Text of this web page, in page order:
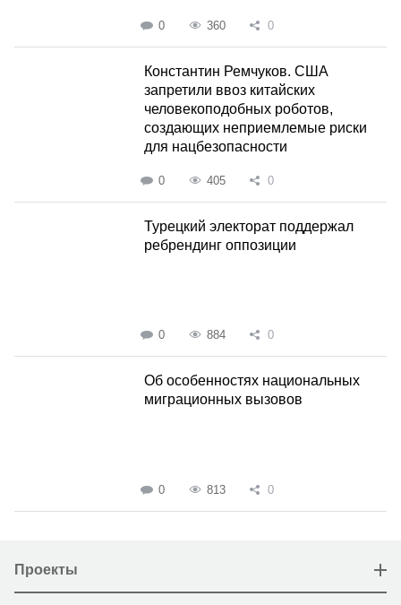
0 360 0
Константин Ремчуков. США
запретили ввоз китайских
человекоподобных роботов,
создающих неприемлемые риски
для нацбезопасности
0 405 0
Турецкий электорат поддержал
ребрендинг оппозиции
0 884 0
Об особенностях национальных
миграционных вызовов
0 813 0
Проекты